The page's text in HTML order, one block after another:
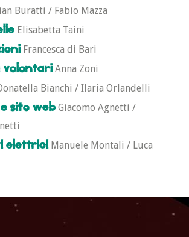
Buratti / Fabio Mazza
Elisabetta Taini
Francesca di Bari
volontariAnna Zoni
Bianchi / Ilaria Orlandelli
sito webGiacomo Agnetti /
elettriciManuele Montali / Luca